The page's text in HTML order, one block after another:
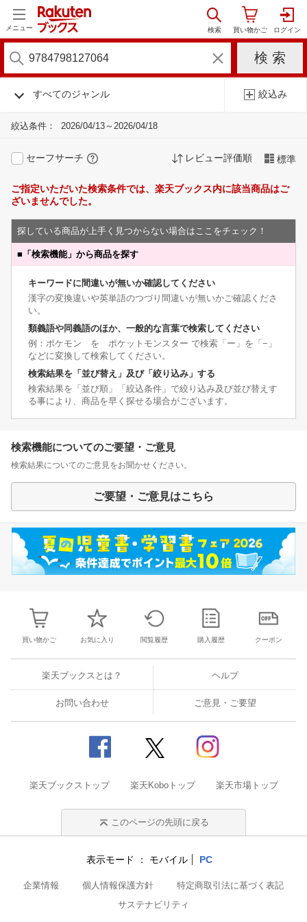
メニュー
すべてのジャンル 絞込み
絞込条件： 2026/04/13～2026/04/18
セーフサーチ レビュー評価順 標準
ご指定いただいた検索条件では、楽天ブックス内に該当商品はご
ざいませんでした。
探している商品が上手く見つからない場合はここをチェック！
■ 「検索機能」から商品を探す
キーワードに間違いが無いか確認してください
漢字の変換違いや英単語のつづり間違いが無いかご確認くださ
い。
類義語や同義語のほか、一般的な言葉で検索してください
例：ポケモン を ポケットモンスター で検索「ー」を「−」
などに変換して検索してください。
検索結果を「並び替え」及び「絞り込み」する
検索結果を「並び順」「絞込条件」で絞り込み及び並び替えす
る事により、商品を早く探せる場合がございます。
検索機能についてのご要望・ご意見
検索結果についてのご意見をお聞かせください。
ご要望・ご意見はこちら
買い物かご お気に入り 閲覧履歴 購入履歴 クーポン
楽天ブックスとは？ ヘルプ
お問い合わせ ご意見・ご要望
楽天ブックストップ 楽天Koboトップ 楽天市場トップ
このページの先頭に戻る
表示モード モバイル PC
企業情報 個人情報保護方針
特定商取引法に基づく表記
サステナビリティ